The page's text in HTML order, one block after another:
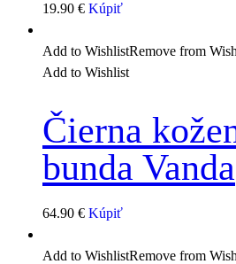
19.90 € Kúpiť
Add to WishlistRemove from
Add to Wishlist
Čierna
bunda Vanda
64.90 € Kúpiť
Add to WishlistRemove from